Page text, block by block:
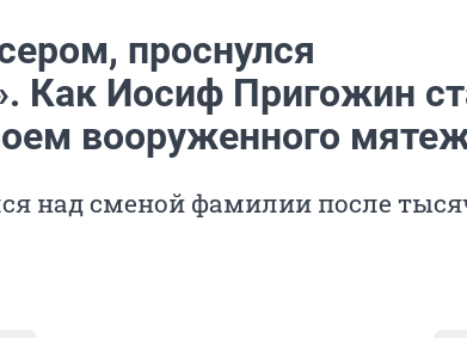
проснулся
Как Иосиф Пригожин
вооруженного
над сменой фамилии после